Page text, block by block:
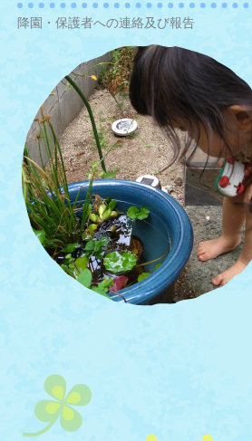
降園・保護者への連絡及び報告